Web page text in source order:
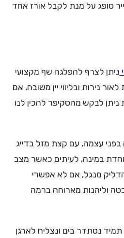
סופג על מנת לקבל אורז אחד
ניתן לצרף להפלגה שף מקצועי
נירות ובליווי יין משובח, אם
לבקש מהסקיפר להכין לנו
בפני עצמה, עם קצת מזל בדייג
במינה, לעיתים כאשר מצב
מנגל, אם לא אפשרי
וליהנות מארוחה ברמה
נסתדר בים ונצליח לארגן